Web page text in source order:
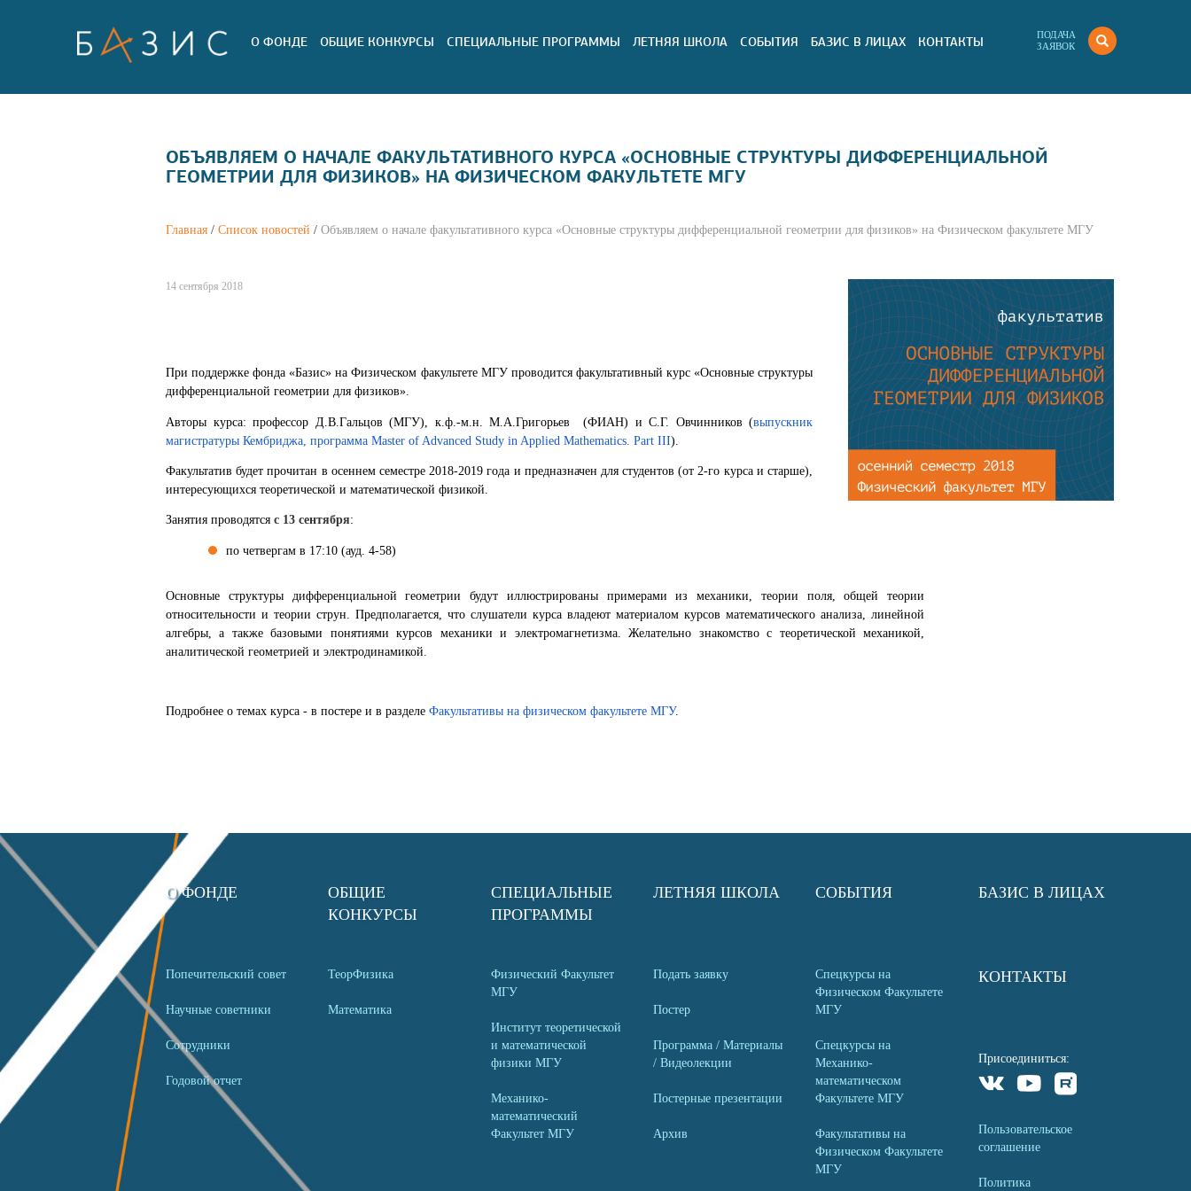
ПОДАЧА
ЗАЯВОК
О ФОНДЕ ОБЩИЕ КОНКУРСЫ СПЕЦИАЛЬНЫЕ ПРОГРАММЫ ЛЕТНЯЯ ШКОЛА СОБЫТИЯ БАЗИС В ЛИЦАХ КОНТАКТЫ
ОБЪЯВЛЯЕМ О НАЧАЛЕ ФАКУЛЬТАТИВНОГО КУРСА «ОСНОВНЫЕ СТРУКТУРЫ ДИФФЕРЕНЦИАЛЬНОЙ
ГЕОМЕТРИИ ДЛЯ ФИЗИКОВ» НА ФИЗИЧЕСКОМ ФАКУЛЬТЕТЕ МГУ
Главная / Список новостей / Объявляем о начале факультативного курса «Основные структуры дифференциальной геометрии для физиков» на Физическом факультете МГУ
14 сентября 2018
При поддержке фонда «Базис» на Физическом факультете МГУ проводится факультативный курс «Основные структуры
дифференциальной геометрии для физиков».
Авторы курса: профессор Д.В.Гальцов (МГУ), к.ф.-м.н. М.А.Григорьев (ФИАН) и С.Г. Овчинников (выпускник
магистратуры Кембриджа, программа Master of Advanced Study in Applied Mathematics. Part III).
Факультатив будет прочитан в осеннем семестре 2018-2019 года и предназначен для студентов (от 2-го курса и старше),
интересующихся теоретической и математической физикой.
Занятия проводятся с 13 сентября:
по четвергам в 17:10 (ауд. 4-58)
Основные структуры дифференциальной геометрии будут иллюстрированы примерами из механики, теории поля, общей теории
относительности и теории струн. Предполагается, что слушатели курса владеют материалом курсов математического анализа, линейной
алгебры, а также базовыми понятиями курсов механики и электромагнетизма. Желательно знакомство с теоретической механикой,
аналитической геометрией и электродинамикой.
Подробнее о темах курса - в постере и в разделе Факультативы на физическом факультете МГУ.
О ФОНДЕ
Попечительский совет
Научные советники
Сотрудники
Годовой отчет
ОБЩИЕ
КОНКУРСЫ
ТеорФизика
Математика
СПЕЦИАЛЬНЫЕ
ПРОГРАММЫ
Физический Факультет
МГУ
Институт теоретической
и математической
физики МГУ
Механико-
математический
Факультет МГУ
ЛЕТНЯЯ ШКОЛА
Подать заявку
Постер
Программа / Материалы
/ Видеолекции
Постерные презентации
Архив
СОБЫТИЯ
Спецкурсы на
Физическом Факультете
МГУ
Спецкурсы на
Механико-
математическом
Факультете МГУ
Факультативы на
Физическом Факультете
МГУ
БАЗИС В ЛИЦАХ
КОНТАКТЫ
Присоединиться:
Пользовательское
соглашение
Политика